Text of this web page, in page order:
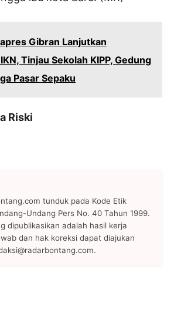
Gibran Lanjutkan
Tinjau Sekolah KIPP, Gedung
Pasar Sepaku
Riski
tunduk pada Kode Etik
Undang Pers No. 40 Tahun 1999.
dipublikasikan adalah hasil kerja
dan hak koreksi dapat diajukan